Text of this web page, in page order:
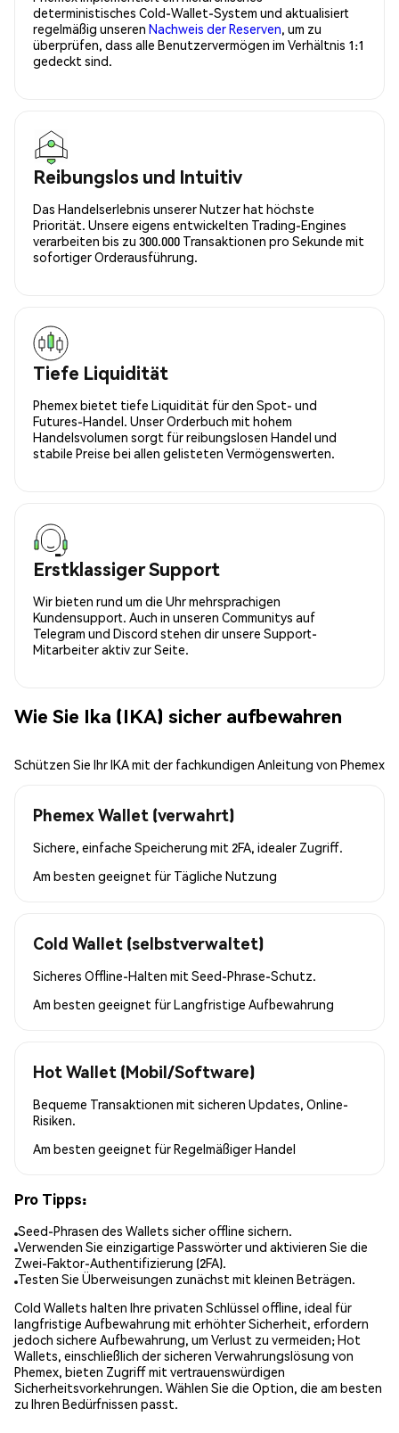
deterministisches Cold-Wallet-System und aktualisiert
regelmäßig unseren Nachweis der Reserven, um zu
überprüfen, dass alle Benutzervermögen im Verhältnis 1:1
gedeckt sind.
Reibungslos und Intuitiv
Das Handelserlebnis unserer Nutzer hat höchste
Priorität. Unsere eigens entwickelten Trading-Engines
verarbeiten bis zu 300.000 Transaktionen pro Sekunde mit
sofortiger Orderausführung.
Tiefe Liquidität
Phemex bietet tiefe Liquidität für den Spot- und
Futures-Handel. Unser Orderbuch mit hohem
Handelsvolumen sorgt für reibungslosen Handel und
stabile Preise bei allen gelisteten Vermögenswerten.
Erstklassiger Support
Wir bieten rund um die Uhr mehrsprachigen
Kundensupport. Auch in unseren Communitys auf
Telegram und Discord stehen dir unsere Support-
Mitarbeiter aktiv zur Seite.
Wie Sie Ika (IKA) sicher aufbewahren
Schützen Sie Ihr IKA mit der fachkundigen Anleitung von Phemex
Phemex Wallet (verwahrt)
Sichere, einfache Speicherung mit 2FA, idealer Zugriff.
Am besten geeignet für Tägliche Nutzung
Cold Wallet (selbstverwaltet)
Sicheres Offline-Halten mit Seed-Phrase-Schutz.
Am besten geeignet fürLangfristige Aufbewahrung
Hot Wallet (Mobil/Software)
Bequeme Transaktionen mit sicheren Updates, Online-
Risiken.
Am besten geeignet fürRegelmäßiger Handel
Pro Tipps:
Seed-Phrasen des Wallets sicher offline sichern.
Verwenden Sie einzigartige Passwörter und aktivieren Sie die
Zwei-Faktor-Authentifizierung (2FA).
Testen Sie Überweisungen zunächst mit kleinen Beträgen.
Cold Wallets halten Ihre privaten Schlüssel offline, ideal für
langfristige Aufbewahrung mit erhöhter Sicherheit, erfordern
jedoch sichere Aufbewahrung, um Verlust zu vermeiden; Hot
Wallets, einschließlich der sicheren Verwahrungslösung von
Phemex, bieten Zugriff mit vertrauenswürdigen
Sicherheitsvorkehrungen. Wählen Sie die Option, die am besten
zu Ihren Bedürfnissen passt.